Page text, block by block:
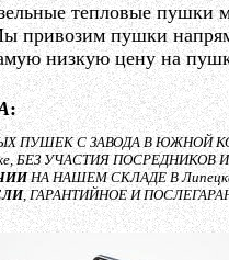
тепловые пушки
привозим пушки
низкую цену на
:
ПУШЕК С ЗАВОДА В ЮЖНОЙ
БЕЗ УЧАСТИЯ
НА НАШЕМ СКЛАДЕ В
, ГАРАНТИЙНОЕ И